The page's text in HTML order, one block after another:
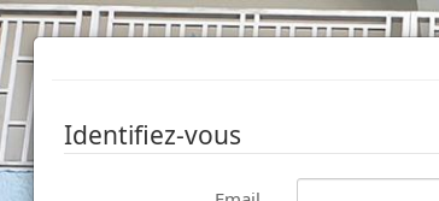
Identifiez-vous